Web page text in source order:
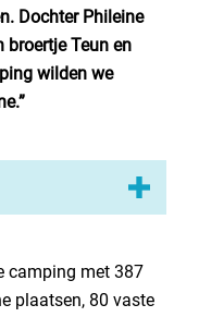
Dochter Phileine
broertje Teun en
wilden we
camping met 387
plaatsen, 80 vaste